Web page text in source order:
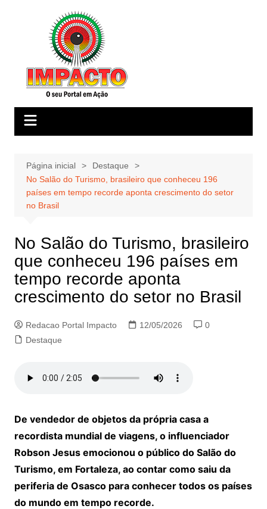
Página inicial
Destaque
No Salão do Turismo, brasileiro que conheceu 196
países em tempo recorde aponta crescimento do setor
no Brasil
No Salão do Turismo, brasileiro
que conheceu 196 países em
tempo recorde aponta
crescimento do setor no Brasil
Redacao Portal Impacto 12/05/2026
0
Destaque
De vendedor de objetos da própria casa a
recordista mundial de viagens, o influenciador
Robson Jesus emocionou o público do Salão do
Turismo, em Fortaleza, ao contar como saiu da
periferia de Osasco para conhecer todos os países
do mundo em tempo recorde.